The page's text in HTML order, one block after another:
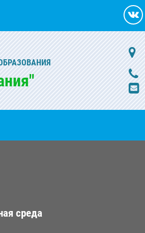
среда